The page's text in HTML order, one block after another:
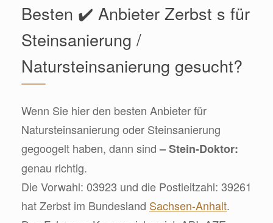
Besten ✔️ Anbieter Zerbst s für
Steinsanierung /
Natursteinsanierung gesucht?
Wenn Sie hier den besten Anbieter für
Natursteinsanierung oder Steinsanierung
gegoogelt haben, dann sind– Stein-Doktor:
genau richtig.
Die Vorwahl: 03923 und die Postleitzahl: 39261
hat Zerbst im Bundesland Sachsen-Anhalt.